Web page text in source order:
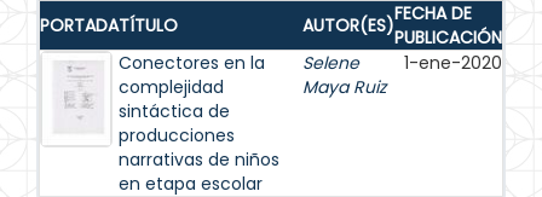
PORTADATÍTULO AUTOR(ES)FECHA DE
PUBLICACIÓN
Conectores en la
complejidad
sintáctica de
producciones
narrativas de niños
en etapa escolar
Selene
Maya Ruiz
1-ene-2020